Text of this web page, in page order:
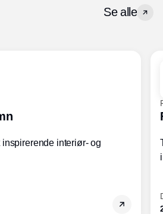
Se alle
interiør- og